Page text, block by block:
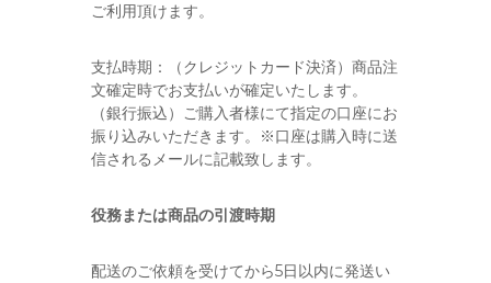
ご利用頂けます。
支払時期：（クレジットカード決済）商品注
文確定時でお支払いが確定いたします。
（銀行振込）ご購入者様にて指定の口座にお
振り込みいただきます。※口座は購入時に送
信されるメールに記載致します。
役務または商品の引渡時期
配送のご依頼を受けてから5日以内に発送い